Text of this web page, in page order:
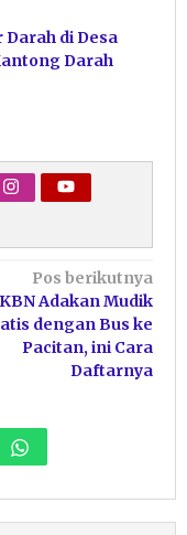
Darah di Desa
Darah
Pos berikutnya
Adakan Mudik
dengan Bus ke
Pacitan, ini Cara
Daftarnya